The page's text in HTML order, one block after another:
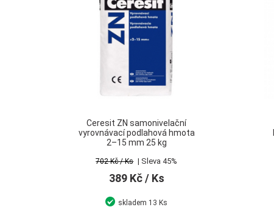
Ceresit ZN samonivelační
vyrovnávací podlahová hmota
2–15 mm 25 kg
702 Kč/ Ks | Sleva 45%
389 Kč/ Ks
skladem 13 Ks